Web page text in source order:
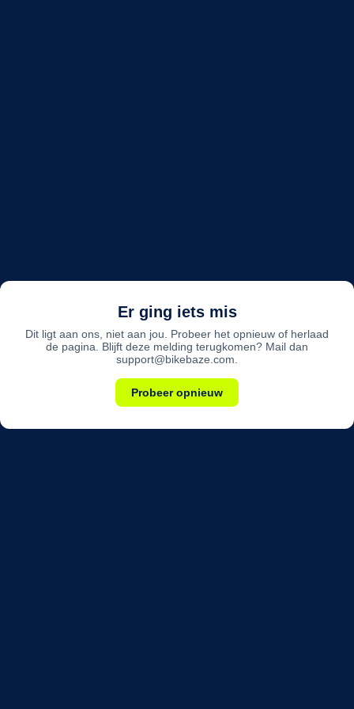
Er ging iets mis
Dit ligt aan ons, niet aan jou. Probeer het opnieuw of herlaad
de pagina. Blijft deze melding terugkomen? Mail dan
support@bikebaze.com.
Probeer opnieuw